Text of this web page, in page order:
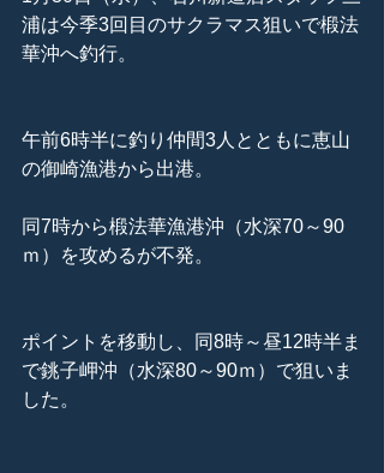
浦は今季3回目のサクラマス狙いで椴法
華沖へ釣行。
午前6時半に釣り仲間3人とともに恵山
の御崎漁港から出港。
同7時から椴法華漁港沖（水深70～90
ｍ）を攻めるが不発。
ポイントを移動し、同8時～昼12時半ま
で銚子岬沖（水深80～90ｍ）で狙いま
した。